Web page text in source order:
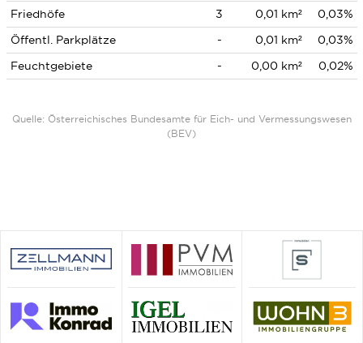
Friedhöfe
3 0,01 km²
0,03%
Öffentl. Parkplätze
- 0,01 km²
0,03%
Feuchtgebiete
- 0,00 km² 0,02%
Quelle: Österreichisches Bundesamte für Eich- und Vermessungswesen
(BEV)